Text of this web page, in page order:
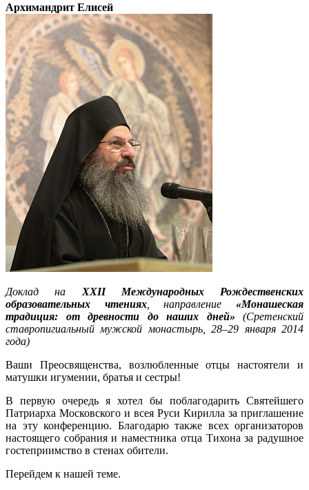
Архимандрит Елисей
Доклад на XXII Международных Рождественских
образовательных чтениях, направление «Монашеская
традиция: от древности до наших дней» (Сретенский
ставропигиальный мужской монастырь, 28–29 января 2014
года)
Ваши Преосвященства, возлюбленные отцы настоятели и
матушки игумении, братья и сестры!
В первую очередь я хотел бы поблагодарить Святейшего
Патриарха Московского и всея Руси Кирилла за приглашение
на эту конференцию. Благодарю также всех организаторов
настоящего собрания и наместника отца Тихона за радушное
гостеприимство в стенах обители.
Перейдем к нашей теме.